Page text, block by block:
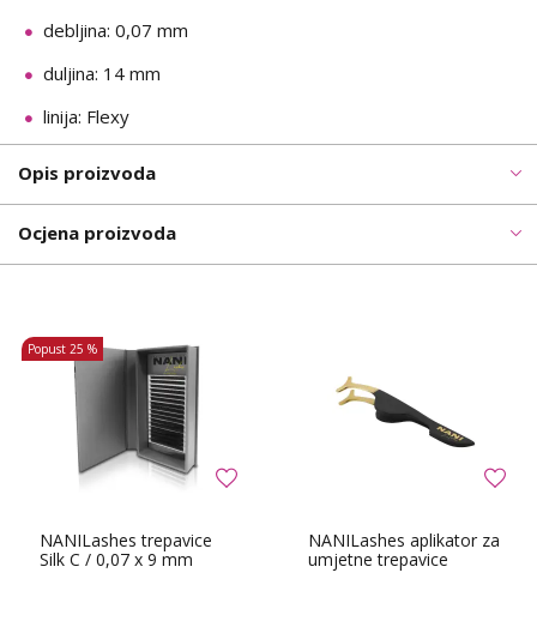
debljina: 0,07 mm
duljina: 14 mm
linija: Flexy
Opis proizvoda
Ocjena proizvoda
NANILashes trepavice
Silk C / 0,07 x 9 mm
Popust 25 %
NANILashes aplikator za
umjetne trepavice